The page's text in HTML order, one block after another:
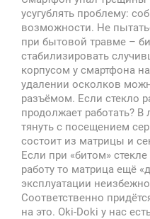
усугублять проблему:
возможности. Не
при бытовой травме –
стабилизировать
корпусом у смартфона
удалении осколков
разъёмом. Если стекло
продолжает работать?
тянуть с посещением
состоит из матрицы и
Если при «битом»
работу то матрица ещё
эксплуатации
Соответственно
на это. Oki-Doki у нас